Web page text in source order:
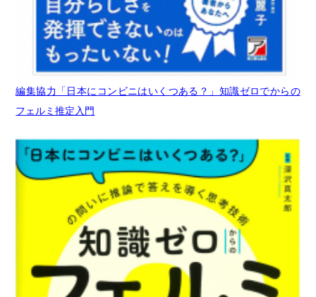
編集協力「日本にコンビニはいくつある？」知識ゼロでからの
フェルミ推定入門